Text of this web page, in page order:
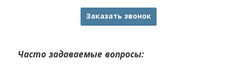
Заказать звонок
Часто задаваемые вопросы: